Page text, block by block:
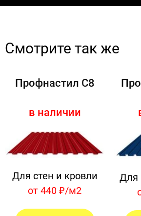
Смотрите так же
Профнастил C8
в наличии
Для стен и кровли
от 440 ₽/м2
Для